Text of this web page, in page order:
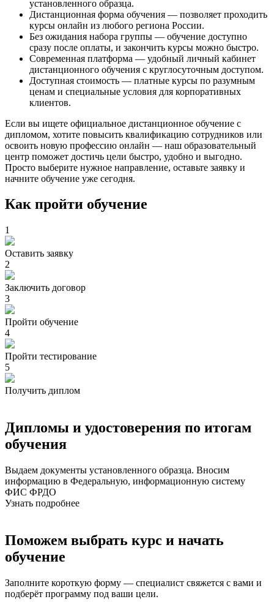
установленного образца.
Дистанционная форма обучения — позволяет проходить
курсы онлайн из любого региона России.
Без ожидания набора группы — обучение доступно
сразу после оплаты, и закончить курсы можно быстро.
Современная платформа — удобный личный кабинет
дистанционного обучения с круглосуточным доступом.
Доступная стоимость — платные курсы по разумным
ценам и специальные условия для корпоративных
клиентов.
Если вы ищете официальное дистанционное обучение с
дипломом, хотите повысить квалификацию сотрудников или
освоить новую профессию онлайн — наш образовательный
центр поможет достичь цели быстро, удобно и выгодно.
Просто выберите нужное направление, оставьте заявку и
начните обучение уже сегодня.
Как пройти обучение
1
Оставить заявку
2
Заключить договор
3
Пройти обучение
4
Пройти тестирование
5
Получить диплом
Дипломы и удостоверения по итогам
обучения
Выдаем документы установленного образца. Вносим
информацию в Федеральную, информационную систему
ФИС ФРДО
Узнать подробнее
Поможем выбрать курс и начать
обучение
Заполните короткую форму — специалист свяжется с вами и
подберёт программу под ваши цели.